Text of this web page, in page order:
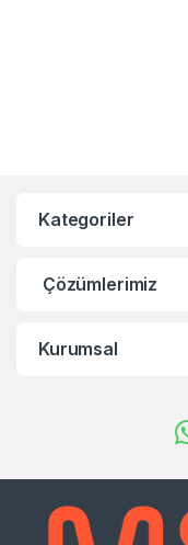
Kategoriler
Çözümlerimiz
Kurumsal